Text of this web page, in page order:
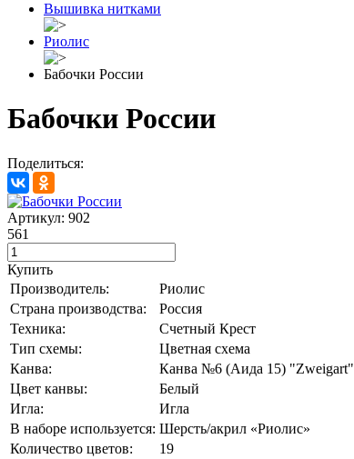
Вышивка нитками
Риолис
Бабочки России
Бабочки России
Поделиться:
Артикул: 902
561
Купить
Производитель:
Риолис
Страна производства:
Россия
Техника:
Счетный Крест
Тип схемы:
Цветная схема
Канва:
Канва №6 (Аида 15) "Zweigart"
Цвет канвы:
Белый
Игла:
Игла
В наборе используется: Шерсть/акрил «Риолис»
Количество цветов:
19